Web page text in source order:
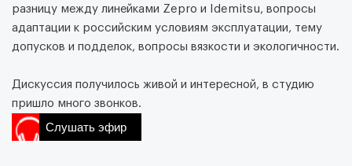
разницу между линейками Zepro и Idemitsu, вопросы
адаптации к российским условиям эксплуатации, тему
допусков и подделок, вопросы вязкости и экологичности.
Дискуссия получилось живой и интересной, в студию
пришло много звонков.
Слушать эфир